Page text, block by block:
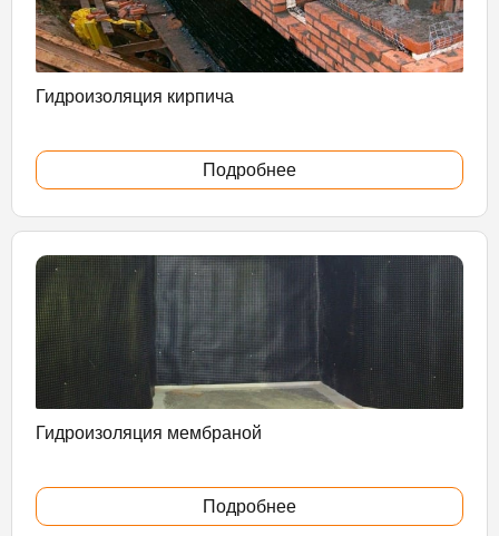
Гидроизоляция кирпича
Подробнее
Гидроизоляция мембраной
Подробнее